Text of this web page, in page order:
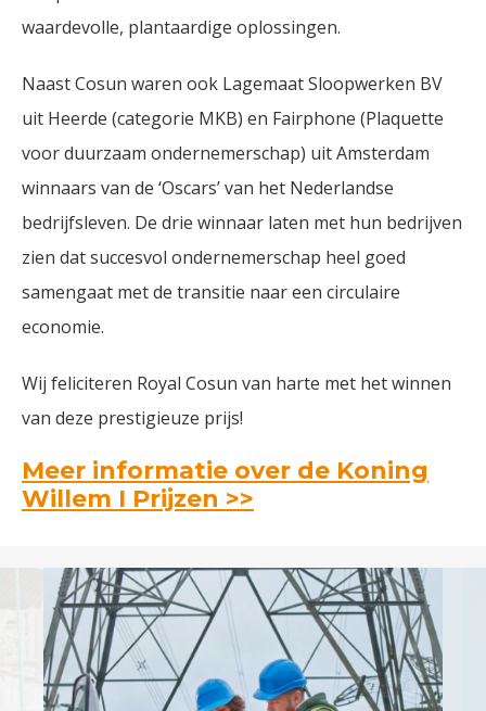
waardevolle, plantaardige oplossingen.
Naast Cosun waren ook Lagemaat Sloopwerken BV
uit Heerde (categorie MKB) en Fairphone (Plaquette
voor duurzaam ondernemerschap) uit Amsterdam
winnaars van de ‘Oscars’ van het Nederlandse
bedrijfsleven. De drie winnaar laten met hun bedrijven
zien dat succesvol ondernemerschap heel goed
samengaat met de transitie naar een circulaire
economie.
Wij feliciteren Royal Cosun van harte met het winnen
van deze prestigieuze prijs!
Meer informatie over de Koning
Willem I Prijzen >>